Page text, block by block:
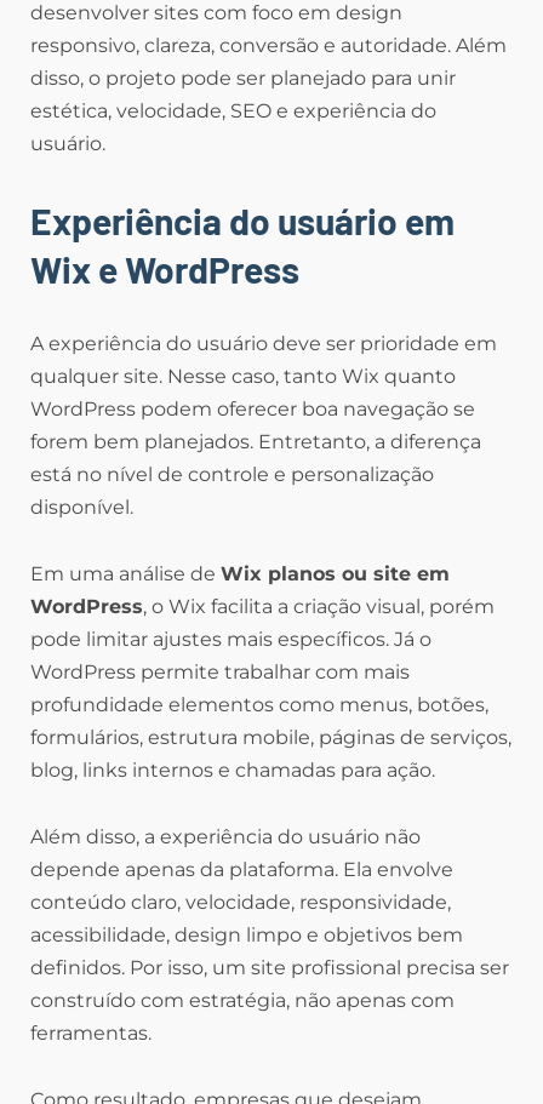
desenvolver sites com foco em design
responsivo, clareza, conversão e autoridade. Além
disso, o projeto pode ser planejado para unir
estética, velocidade, SEO e experiência do
usuário.
Experiência do usuário em
Wix e WordPress
A experiência do usuário deve ser prioridade em
qualquer site. Nesse caso, tanto Wix quanto
WordPress podem oferecer boa navegação se
forem bem planejados. Entretanto, a diferença
está no nível de controle e personalização
disponível.
Em uma análise de Wix planos ou site em
WordPress, o Wix facilita a criação visual, porém
pode limitar ajustes mais específicos. Já o
WordPress permite trabalhar com mais
profundidade elementos como menus, botões,
formulários, estrutura mobile, páginas de serviços,
blog, links internos e chamadas para ação.
Além disso, a experiência do usuário não
depende apenas da plataforma. Ela envolve
conteúdo claro, velocidade, responsividade,
acessibilidade, design limpo e objetivos bem
definidos. Por isso, um site profissional precisa ser
construído com estratégia, não apenas com
ferramentas.